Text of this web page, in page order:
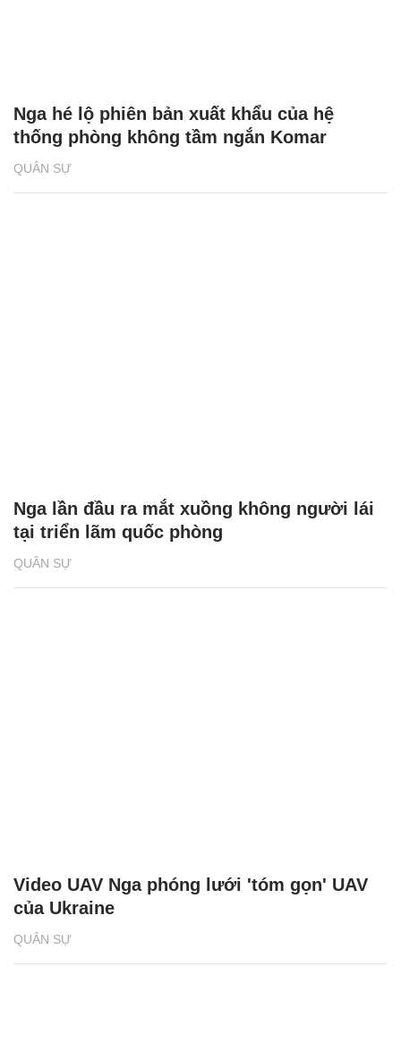
QUÂN SỰ
Nga hé lộ phiên bản xuất khẩu của hệ
thống phòng không tầm ngắn Komar
QUÂN SỰ
Nga lần đầu ra mắt xuồng không người lái
tại triển lãm quốc phòng
QUÂN SỰ
Video UAV Nga phóng lưới 'tóm gọn' UAV
của Ukraine